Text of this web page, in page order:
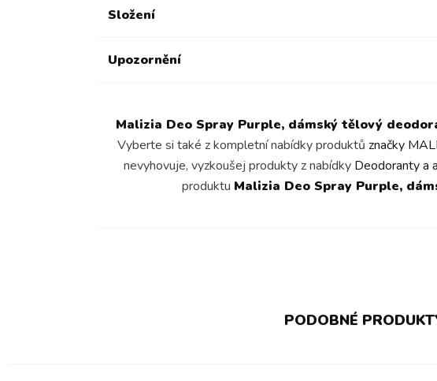
Složení
Upozornění
Malizia Deo Spray Purple, dámský tělový
Vyberte si také z kompletní nabídky produktů značky
nevyhovuje, vyzkoušej produkty z nabídky Deodoranty a
produktu Malizia Deo Spray Purple,
PODOBNÉ